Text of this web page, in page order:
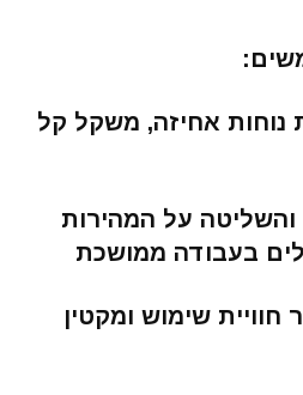
נוחות אחיזה, משקל קל
והשליטה על המהירות
בעבודה ממושכת
שימוש ומקטין